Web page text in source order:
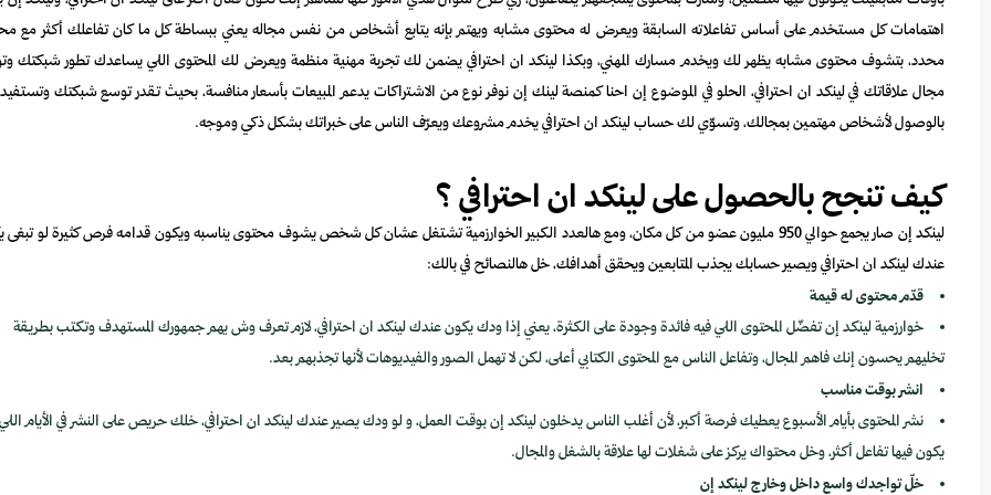
اهتمامات كل مستخدم على أساس تفاعلاته السابقة ويعرض له محتوى مشابه ويهتم بإنه يتابع أشخاص من نفس مجاله يعني ببساطة كل ما كان تفاعلك أكثر مع
محدد، بتشوف محتوى مشابه يظهر لك ويخدم مسارك المهني، وبكذا لينكد ان احترافي يضمن لك تجربة مهنية منظمة ويعرض لك المحتوى اللي يساعدك تطور شبكتك
مجال علاقاتك في لينكد ان احترافي، الحلو في الموضوع إن احنا كمنصة لينك إن نوفر نوع من الاشتراكات يدعم المبيعات بأسعار منافسة، بحيث تقدر توسع شبكتك
بالوصول لأشخاص مهتمين بمجالك، وتسوّي لك حساب لينكد ان احترافي يخدم مشروعك ويعرّف الناس على خبراتك بشكل ذكي وموجه.
كيف تنجح بالحصول على لينكد ان احترافي ؟
لينكد إن صار يجمع حوالي 950 مليون عضو من كل مكان، ومع هالعدد الكبير الخوارزمية تشتغل عشان كل شخص يشوف محتوى يناسبه ويكون قدامه فرص كثيرة لو
عندك لينكد ان احترافي ويصير حسابك يجذب المتابعين ويحقق أهدافك، خل هالنصائح في بالك:
قدّم محتوى له قيمة
خوارزمية لينكد إن تفضّل المحتوى اللي فيه فائدة وجودة على الكثرة، يعني إذا ودك يكون عندك لينكد ان احترافي، لازم تعرف وش يهم جمهورك المستهدف وتكتب بطريقة
تخليهم يحسون إنك فاهم المجال، وتفاعل الناس مع المحتوى الكتابي أعلى، لكن لا تهمل الصور والفيديوهات لأنها تجذبهم بعد.
انشر بوقت مناسب
نشر المحتوى بأيام الأسبوع يعطيك فرصة أكبر، لأن أغلب الناس يدخلون لينكد إن بوقت العمل، و لو ودك يصير عندك لينكد ان احترافي، خلك حريص على النشر في الأيام اللي
يكون فيها تفاعل أكثر، وخل محتواك يركز على شغلات لها علاقة بالشغل والمجال.
خلّ تواجدك واسع داخل وخارج لينكد إن